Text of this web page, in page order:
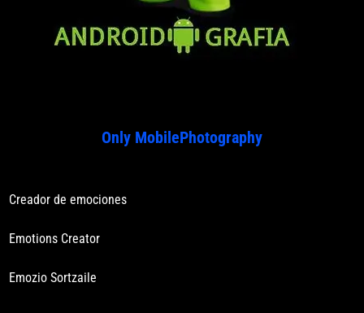
Only MobilePhotography
Creador de emociones
Emotions Creator
Emozio Sortzaile